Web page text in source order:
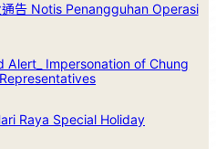
告 Notis Penangguhan Operasi
Alert_ Impersonation of Chung
Raya Special Holiday